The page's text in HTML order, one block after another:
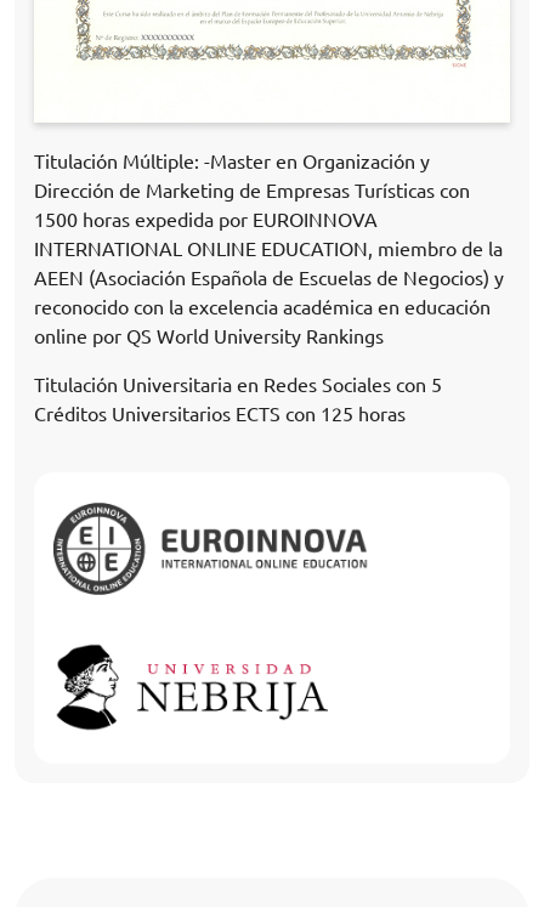
Titulación Múltiple: -Master en Organización y
Dirección de Marketing de Empresas Turísticas con
1500 horas expedida por EUROINNOVA
INTERNATIONAL ONLINE EDUCATION, miembro de la
AEEN (Asociación Española de Escuelas de Negocios) y
reconocido con la excelencia académica en educación
online por QS World University Rankings
Titulación Universitaria en Redes Sociales con 5
Créditos Universitarios ECTS con 125 horas